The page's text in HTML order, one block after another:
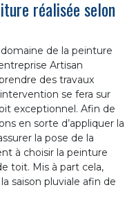
réalisée selon
de la peinture
Artisan
des travaux
se fera sur
exceptionnel. Afin de
en sorte d’appliquer la
la pose de la
à choisir la peinture
toit. Mis à part cela,
saison pluviale afin de